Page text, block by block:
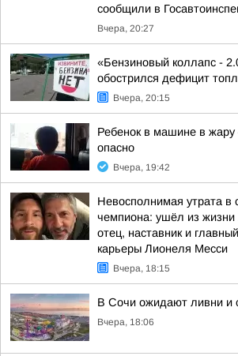
сообщили в
Вчера, 20:27
«Бензиновый коллапс -
обострился дефицит
Вчера, 20:15
Ребенок в машине в
опасно
Вчера, 19:42
Невосполнимая утрата в
чемпиона: ушёл из
отец, наставник и
карьеры Лионеля Месси
Вчера, 18:15
В Сочи ожидают ливни и
Вчера, 18:06